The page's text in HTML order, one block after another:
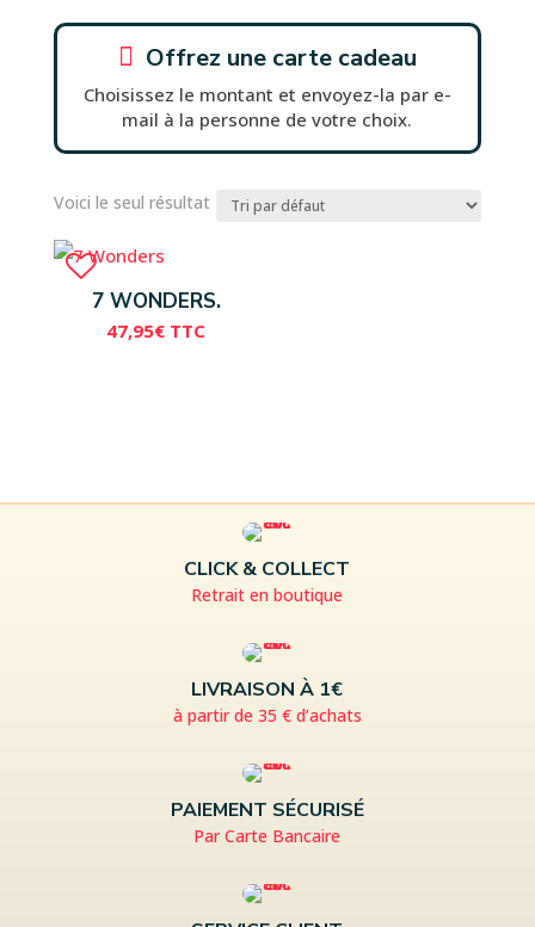
 Offrez une carte cadeau
Choisissez le montant et envoyez-la par e-
mail à la personne de votre choix.
Voici le seul résultat
7 WONDERS.
47,95€ TTC
CLICK & COLLECT
Retrait en boutique
LIVRAISON À 1€
à partir de 35 € d’achats
PAIEMENT SÉCURISÉ
Par Carte Bancaire